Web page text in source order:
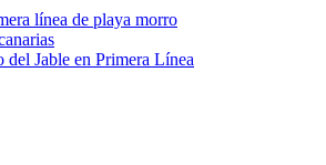
del Jable en Primera Línea